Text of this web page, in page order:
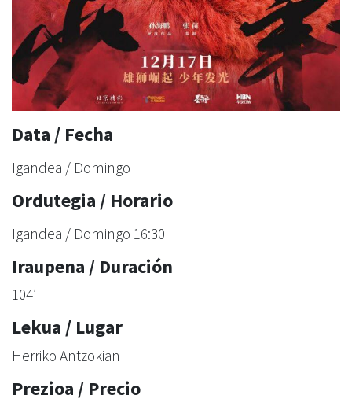
Data / Fecha
Igandea / Domingo
Ordutegia / Horario
Igandea / Domingo 16:30
Iraupena / Duración
104′
Lekua / Lugar
Herriko Antzokian
Prezioa / Precio